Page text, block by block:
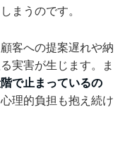
まうのです。
客への提案遅れや納
実害が生じます。ま
階で止まっているの
理的負担も抱え続け